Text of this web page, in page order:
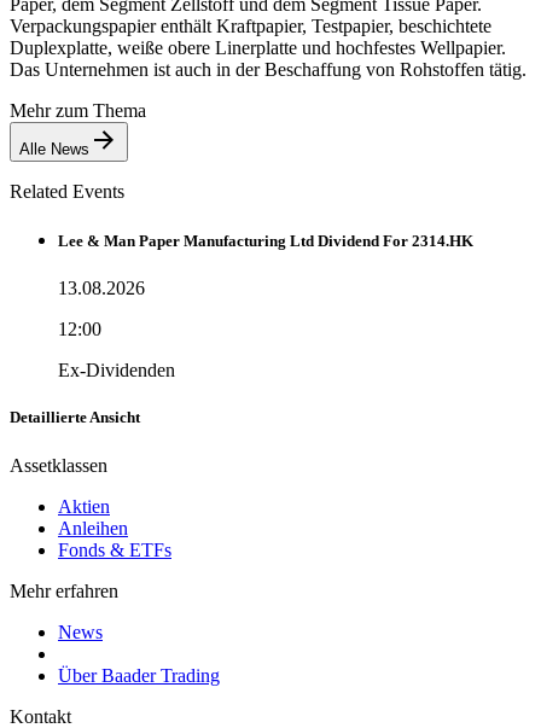
Verpackungspapier enthält Kraftpapier, Testpapier, beschichtete
Duplexplatte, weiße obere Linerplatte und hochfestes Wellpapier.
Das Unternehmen ist auch in der Beschaffung von Rohstoffen tätig.
Mehr zum Thema
Alle News
Related Events
Lee & Man Paper Manufacturing Ltd Dividend For 2314.HK
13.08.2026
12:00
Ex-Dividenden
Detaillierte Ansicht
Assetklassen
Aktien
Anleihen
Fonds & ETFs
Mehr erfahren
News
Über Baader Trading
Kontakt